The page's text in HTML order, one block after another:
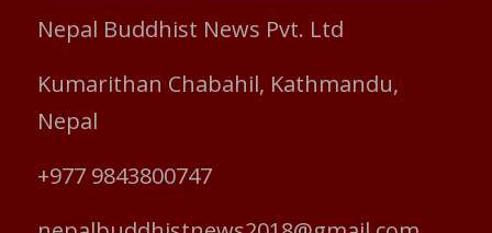
Nepal Buddhist News Pvt. Ltd
Kumarithan Chabahil, Kathmandu,
Nepal
+977 9843800747